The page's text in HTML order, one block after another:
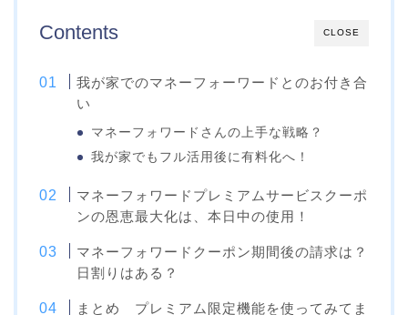
CLOSE
Contents
我が家でのマネーフォーワードとのお付き合
い
マネーフォワードさんの上手な戦略？
我が家でもフル活用後に有料化へ！
マネーフォワードプレミアムサービスクーポ
ンの恩恵最大化は、本日中の使用！
マネーフォワードクーポン期間後の請求は？
日割りはある？
まとめ プレミアム限定機能を使ってみてま